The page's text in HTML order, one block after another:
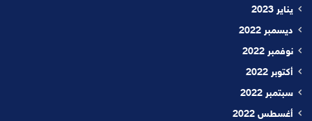
يناير 2023
ديسمبر 2022
نوفمبر 2022
أكتوبر 2022
سبتمبر 2022
أغسطس 2022